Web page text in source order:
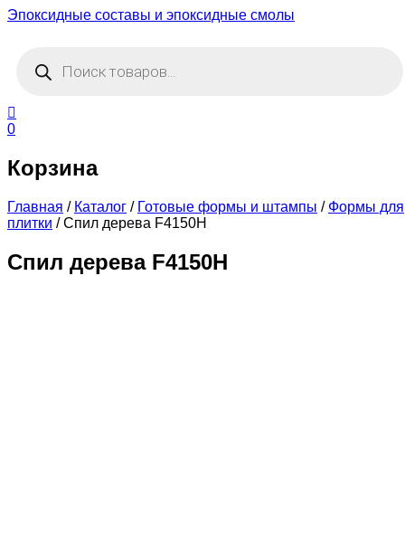
Эпоксидные составы и эпоксидные смолы
товаров
0
Корзина
Главная / Каталог / Готовые формы и штампы / Формы для
плитки /Спил дерева F4150H
Спил дерева F4150H